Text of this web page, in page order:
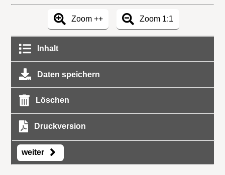
Zoom ++ Zoom 1:1
Inhalt
Daten speichern
Löschen
Druckversion
weiter